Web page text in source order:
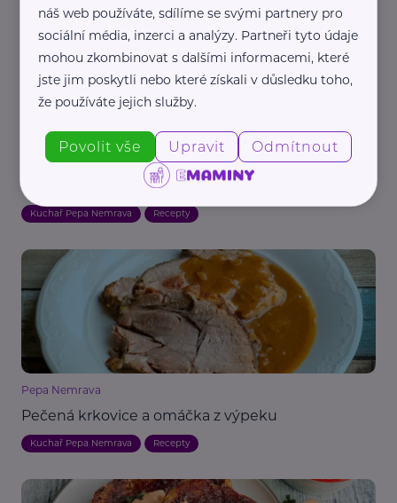
Pepa Nemrava
Šunkofleky
Kuchař Pepa Nemrava Recepty
Pepa Nemrava
Pečená krkovice a omáčka z výpeku
Kuchař Pepa Nemrava Recepty
náš web používáte, sdílíme se svými partnery pro
sociální média, inzerci a analýzy. Partneři tyto údaje
mohou zkombinovat s dalšími informacemi, které
jste jim poskytli nebo které získali v důsledku toho,
že používáte jejich služby.
Povolit vše Upravit Odmítnout